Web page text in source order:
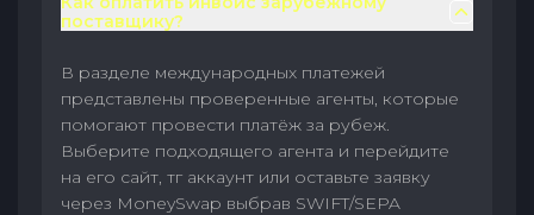
поставщику?
В разделе международных платежей
представлены проверенные агенты, которые
помогают провести платёж за рубеж.
Выберите подходящего агента и перейдите
на его сайт, тг аккаунт или оставьте заявку
через MoneySwap выбрав SWIFT/SEPA